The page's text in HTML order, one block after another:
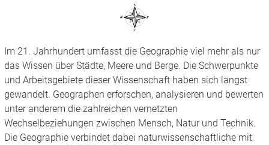
Im 21. Jahrhundert umfasst die Geographie viel mehr als nur
das Wissen über Städte, Meere und Berge. Die Schwerpunkte
und Arbeitsgebiete dieser Wissenschaft haben sich längst
gewandelt. Geographen erforschen, analysieren und bewerten
unter anderem die zahlreichen vernetzten
Wechselbeziehungen zwischen Mensch, Natur und Technik.
Die Geographie verbindet dabei naturwissenschaftliche mit